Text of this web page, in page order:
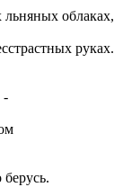
льняных облаках,
руках.
-